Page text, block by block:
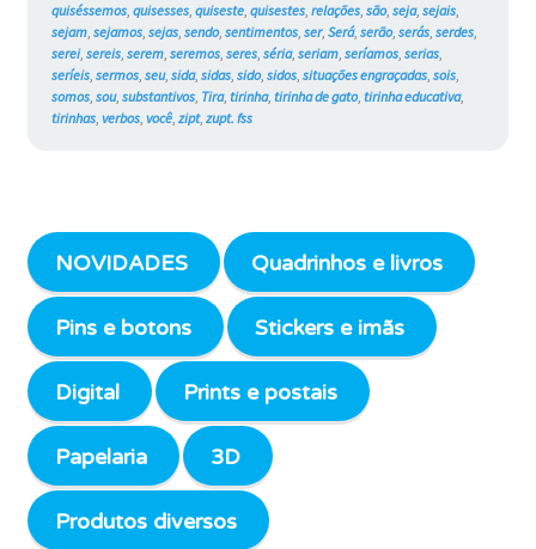
quiséssemos, quisesses, quiseste, quisestes, relações, são, seja, sejais,
sejam, sejamos, sejas, sendo, sentimentos, ser, Será, serão, serás, serdes,
serei, sereis, serem, seremos, seres, séria, seriam, seríamos, serias,
seríeis, sermos, seu, sida, sidas, sido, sidos, situações engraçadas, sois,
somos, sou, substantivos, Tira, tirinha, tirinha de gato, tirinha educativa,
tirinhas, verbos, você, zipt, zupt. fss
NOVIDADES Quadrinhos e livros
Pins e botons Stickers e imãs
Digital Prints e postais
Papelaria 3D
Produtos diversos